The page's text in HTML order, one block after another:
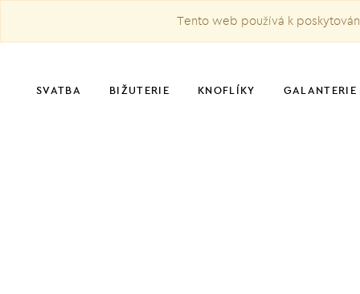
Tento web používá k
SVATBA BIŽUTERIE KNOFLÍKY GALANTERIE